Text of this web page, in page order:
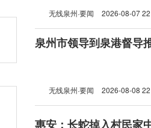
无线泉州·要闻 2026-08-07
泉州市领导到泉港督导
无线泉州·要闻 2026-08-08
惠安：长蛇掉入村民家